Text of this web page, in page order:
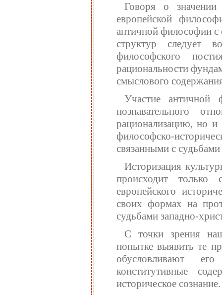
Говоря о
европейской
античной философии с
структур следует
философского
рациональности
смыслового
Участие античной
познавательного
рационализацию, но
философско-
связанными с
Историзация
происходит только
европейского
своих формах на
судьбами западно-
С точки зрения
попытке выявить те
обусловливают
конститутивные
историческое сознание.